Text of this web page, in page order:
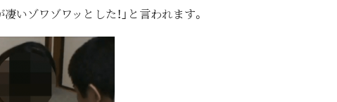
いゾワゾワッとした！」と言われます。